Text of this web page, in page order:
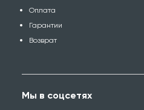
Оплата
Гарантии
Возврат
Мы в соцсетях